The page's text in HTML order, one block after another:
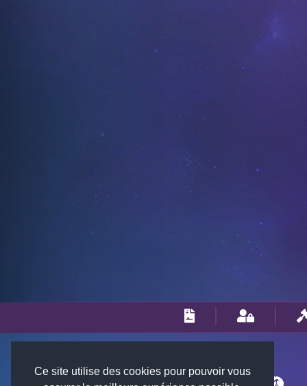
Ce site utilise des cookies pour pouvoir vous